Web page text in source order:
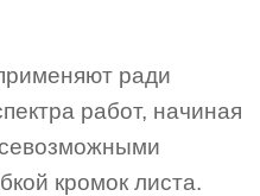
ради
работ, начиная
кромок листа.